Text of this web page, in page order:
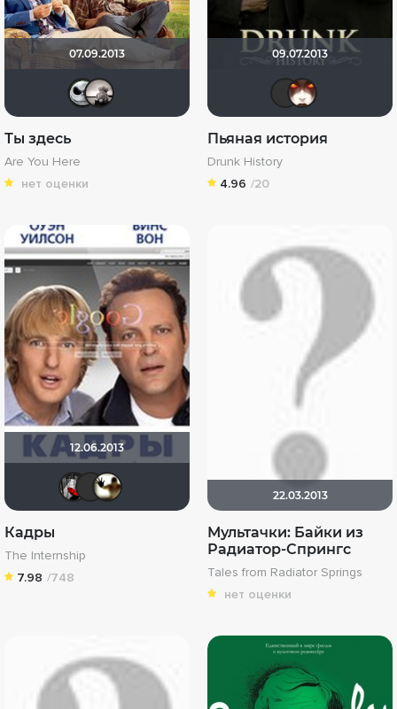
07.09.2013
Ты здесь
Are You Here
нет оценки
09.07.2013
Пьяная история
Drunk History
4.96 /20
12.06.2013
Мышь Белая
LEX7YOK
Скрытый
Кадры
The Internship
7.98 /748
22.03.2013
Мультачки: Байки из
Радиатор-Спрингс
Tales from Radiator Springs
нет оценки